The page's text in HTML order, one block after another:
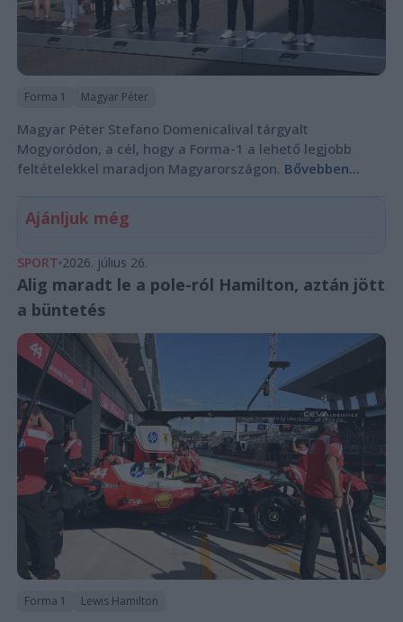
Forma 1 Magyar Péter
Magyar Péter Stefano Domenicalival tárgyalt
Mogyoródon, a cél, hogy a Forma-1 a lehető legjobb
feltételekkel maradjon Magyarországon. Bővebben...
Ajánljuk még
SPORT 2026. július 26.
Alig maradt le a pole-ról Hamilton, aztán jött
a büntetés
Forma 1 Lewis Hamilton